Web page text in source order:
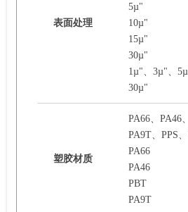
表面处理
5µ"
10µ"
15µ"
30µ"
1µ"、3µ"、
30µ"
塑胶材质
PA66、PA46
PA9T、PPS
PA66
PA46
PBT
PA9T